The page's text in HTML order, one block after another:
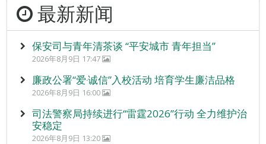
最新新闻
保安司与青年清茶谈 “平安城市 青年担当”
2026年8月9日 17:47
廉政公署“爱‧诚信”入校活动 培育学生廉洁品格
2026年8月9日 16:00
司法警察局持续进行“雷霆2026”行动 全力维护治
安稳定
2026年8月9日 13:20